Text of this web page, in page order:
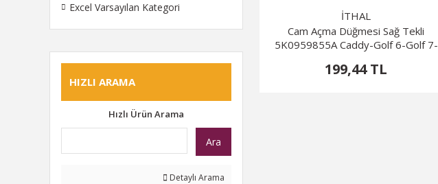
Excel Varsayılan Kategori
HIZLI ARAMA
Hızlı Ürün Arama
Ara
Detaylı Arama
İTHAL
Cam Açma Düğmesi Sağ Tekli
5K0959855A Caddy-Golf 6-Golf 7-
199,44 TL